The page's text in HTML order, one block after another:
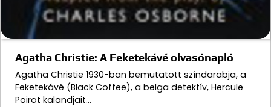
Agatha Christie: A Feketekávé olvasónapló
Agatha Christie 1930-ban bemutatott színdarabja, a
Feketekávé (Black Coffee), a belga detektív, Hercule
Poirot kalandjait…